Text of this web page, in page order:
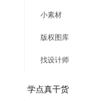
小素材
版权图库
找设计师
学点真干货